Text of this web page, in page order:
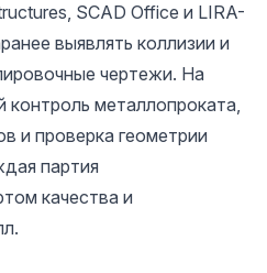
SCAD Office и LIRA-
выявлять коллизии и
чертежи. На
металлопроката,
и проверка геометрии
партия
качества и